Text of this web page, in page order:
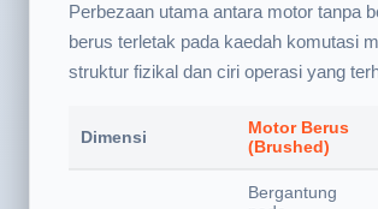
Perbezaan utama antara motor tanpa
berus terletak pada kaedah komutasi
Motor Berus